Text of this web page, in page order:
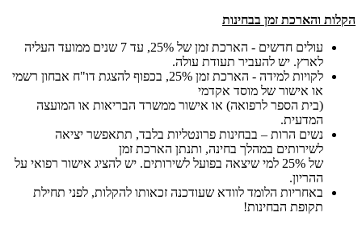
הקלות והארכת זמן בבחינות
עולים חדשים - הארכת זמן של 25%, עד 7 שנים ממועד העליה
לארץ. יש להעביר תעודת עולה.
לקויות למידה - הארכת זמן 25%, בכפוף להצגת דו"ח אבחון רשמי
או אישור של מוסד אקדמי
(בית הספר לרפואה) או אישור ממשרד הבריאות או המועצה
המדעית.
נשים הרות – בבחינות פרונטליות בלבד, תתאפשר יציאה
לשירותים במהלך בחינה, ותנתן הארכת זמן
של 25% למי שיצאה בפועל לשירותים. יש להציג אישור רפואי על
ההריון.
באחריות הלומד לוודא שעודכנה זכאותו להקלות, לפני תחילת
תקופת הבחינות!